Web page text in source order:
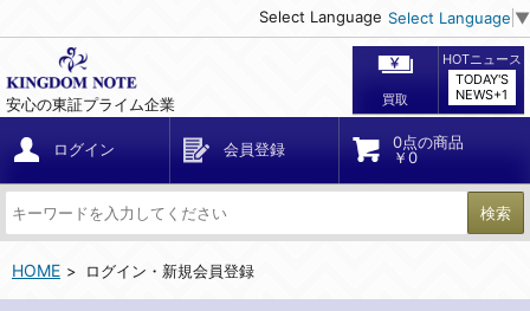
Select Language Select Language ▼
安心の東証プライム企業 買取
HOTニュース
TODAY'S
NEWS+1
ログイン 会員登録
0点の商品
￥0
検索
HOME ログイン・新規会員登録